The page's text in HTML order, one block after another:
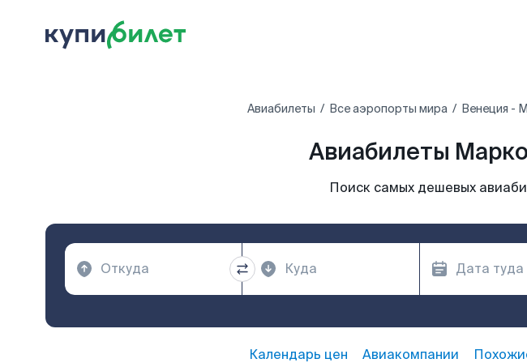
Авиабилеты Все аэропорты мира Венеция -
Авиабилеты
Поиск самых дешевых
Календарь цен Авиакомпании